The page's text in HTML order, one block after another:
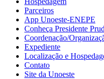
Parceiros
App Unoeste-ENEPE
Conheça Presidente
Coordenação/
Expediente
Localização e
Contato
Site da Unoeste